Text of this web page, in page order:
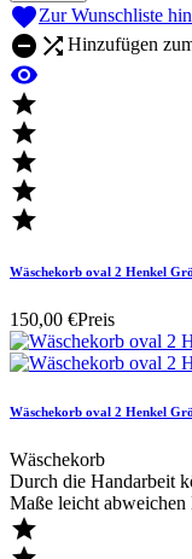
Zur Wunschliste
  Hinzufügen






Wäschekorb oval 2 Henkel
150,00 €Preis
Wäschekorb oval 2 Henkel
Wäschekorb
Durch die Handarbeit
Maße leicht
